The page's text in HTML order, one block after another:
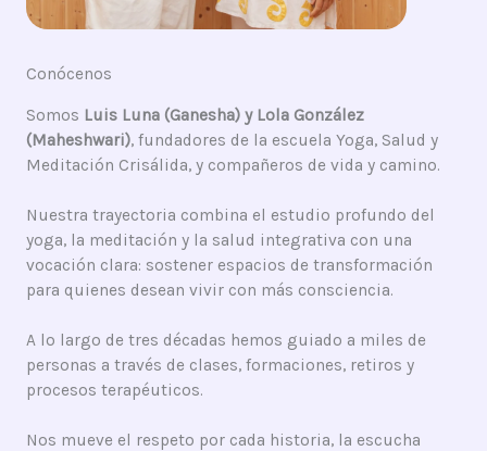
Conócenos
Somos Luis Luna (Ganesha) y Lola González
(Maheshwari), fundadores de la escuela Yoga, Salud y
Meditación Crisálida, y compañeros de vida y camino.
Nuestra trayectoria combina el estudio profundo del
yoga, la meditación y la salud integrativa con una
vocación clara: sostener espacios de transformación
para quienes desean vivir con más consciencia.
A lo largo de tres décadas hemos guiado a miles de
personas a través de clases, formaciones, retiros y
procesos terapéuticos.
Nos mueve el respeto por cada historia, la escucha